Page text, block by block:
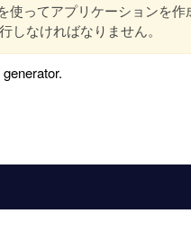
使ってアプリケーションを作
なければなりません。